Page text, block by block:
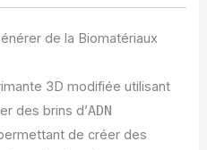
de la Biomatériaux
3D modifiée utilisant
des brins d’ADN
de créer des